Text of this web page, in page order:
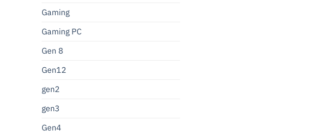
Gaming
Gaming PC
Gen 8
Gen12
gen2
gen3
Gen4